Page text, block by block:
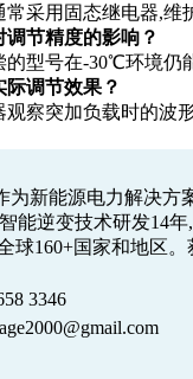
常采用固态继电器,维
节精度的影响？
的型号在-30℃环境仍
调节效果？
观察突加负载时的波
为新能源电力解决方
能逆变技术研发14年
球160+国家和地区
3346